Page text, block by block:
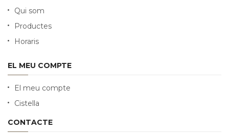
Qui som
Productes
Horaris
EL MEU COMPTE
El meu compte
Cistella
CONTACTE